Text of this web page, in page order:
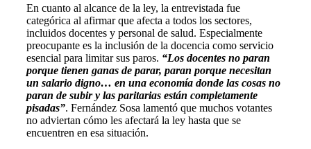
En cuanto al alcance de la ley, la entrevistada fue
categórica al afirmar que afecta a todos los sectores,
incluidos docentes y personal de salud. Especialmente
preocupante es la inclusión de la docencia como servicio
esencial para limitar sus paros. “Los docentes no paran
porque tienen ganas de parar, paran porque necesitan
un salario digno… en una economía donde las cosas no
paran de subir y las paritarias están completamente
pisadas”. Fernández Sosa lamentó que muchos votantes
no adviertan cómo les afectará la ley hasta que se
encuentren en esa situación.